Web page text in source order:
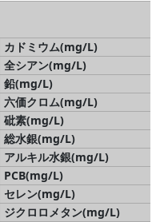
カドミウム(mg/L)
全シアン(mg/L)
鉛(mg/L)
六価クロム(mg/L)
砒素(mg/L)
総水銀(mg/L)
アルキル水銀(mg/L)
PCB(mg/L)
セレン(mg/L)
ジクロロメタン(mg/L)